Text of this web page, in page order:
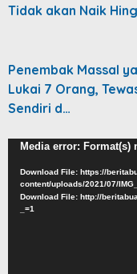
Tidak akan Naik
Penembak Massal
Lukai 7 Orang,
Sendiri d…
Video
Player
Media error:
Download File: https://
content/uploads/2021/07/
Download File: http://
_=1